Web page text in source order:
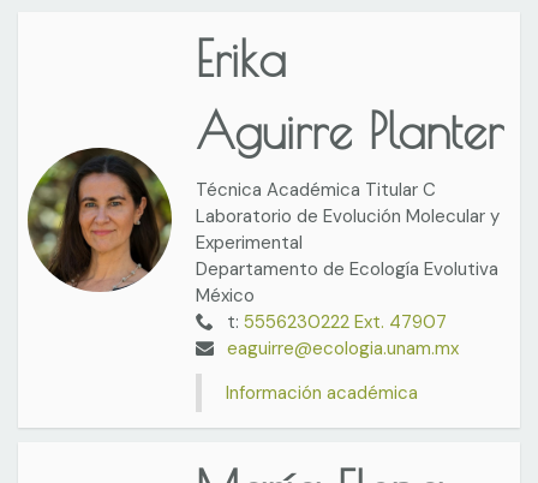
Erika
Aguirre Planter
Técnica Académica Titular C
Laboratorio de Evolución Molecular y
Experimental
Departamento de Ecología Evolutiva
México
t:5556230222 Ext. 47907
eaguirre@ecologia.unam.mx
Información académica